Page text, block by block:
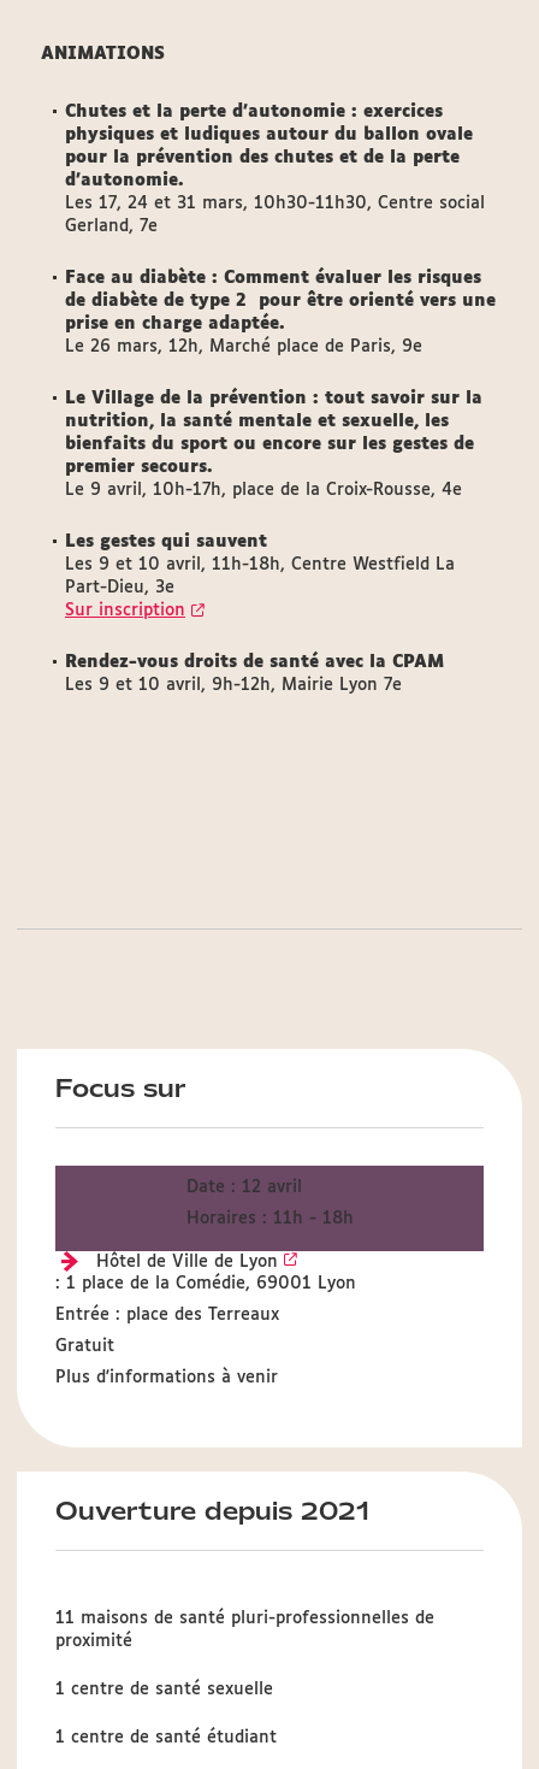
ANIMATIONS
Chutes et la perte d'autonomie : exercices
physiques et ludiques autour du ballon ovale
pour la prévention des chutes et de la perte
d'autonomie.
Les 17, 24 et 31 mars, 10h30-11h30, Centre social
Gerland, 7e
Face au diabète : Comment évaluer les risques
de diabète de type 2 pour être orienté vers une
prise en charge adaptée.
Le 26 mars, 12h, Marché place de Paris, 9e
Le Village de la prévention : tout savoir sur la
nutrition, la santé mentale et sexuelle, les
bienfaits du sport ou encore sur les gestes de
premier secours.
Le 9 avril, 10h-17h, place de la Croix-Rousse, 4e
Les gestes qui sauvent
Les 9 et 10 avril, 11h-18h, Centre Westfield La
Part-Dieu, 3e
Sur inscription
Rendez-vous droits de santé avec la CPAM
Les 9 et 10 avril, 9h-12h, Mairie Lyon 7e
Focus sur
Date : 12 avril
Horaires : 11h - 18h
Hôtel de Ville de Lyon
: 1 place de la Comédie, 69001 Lyon
Entrée : place des Terreaux
Gratuit
Plus d'informations à venir
Ouverture depuis 2021
11 maisons de santé pluri-professionnelles de
proximité
1 centre de santé sexuelle
1 centre de santé étudiant